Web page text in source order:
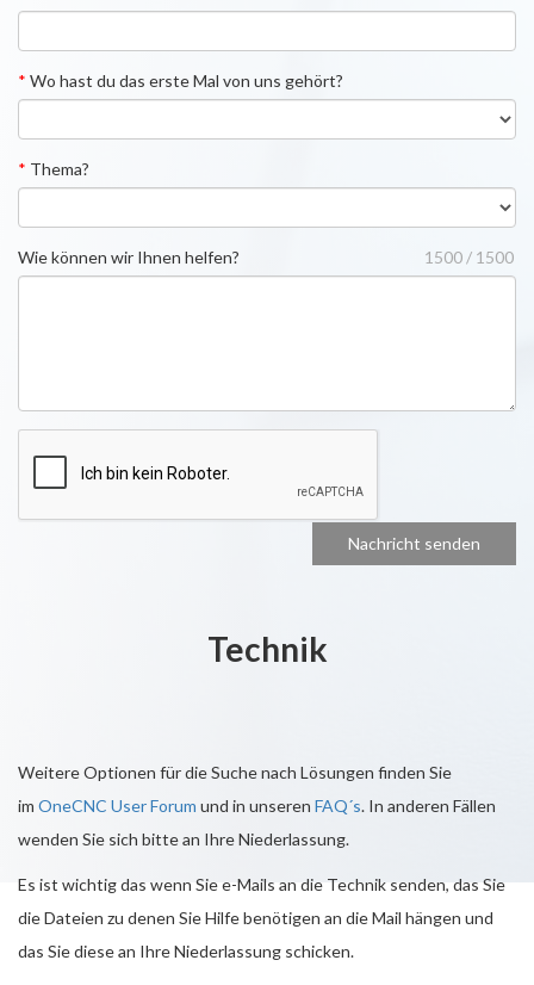
* Wo hast du das erste Mal von uns gehört?
* Thema?
Wie können wir Ihnen helfen? 1500 / 1500
Technik
Weitere Optionen für die Suche nach Lösungen finden Sie
im OneCNC User Forum und in unseren FAQ´s. In anderen Fällen
wenden Sie sich bitte an Ihre Niederlassung.
Es ist wichtig das wenn Sie e-Mails an die Technik senden, das Sie
die Dateien zu denen Sie Hilfe benötigen an die Mail hängen und
das Sie diese an Ihre Niederlassung schicken.